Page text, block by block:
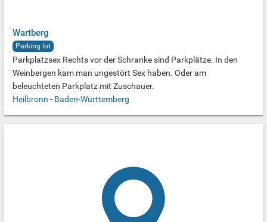
Wartberg
Parking lot
Parkplatzsex Rechts vor der Schranke sind Parkplätze. In den
Weinbergen kam man ungestört Sex haben. Oder am
beleuchteten Parkplatz mit Zuschauer.
Heilbronn - Baden-Württemberg